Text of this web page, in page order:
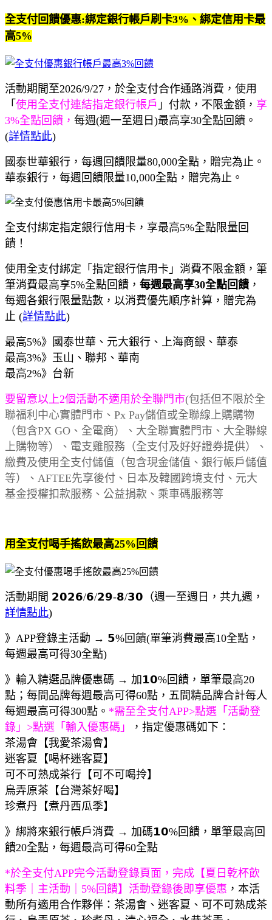
全支付回饋優惠:綁定銀行帳戶刷卡3%、綁定信用卡最
高5%
活動期間至2026/9/27，於全支付合作通路消費，使用
「 使用全支付連結指定銀行帳戶 」付款，不限金額， 享
3%全點回饋， 每週(週一至週日)最高享30全點回饋 。
(詳情點此)
國泰世華銀行，每週回饋限量80,000全點，贈完為止。
華泰銀行，每週回饋限量10,000全點，贈完為止。
全支付綁定指定銀行信用卡，享最高5%全點限量回
饋！
使用全支付綁定「指定銀行信用卡」消費不限金額，筆
筆消費最高享5%全點回饋， 每週最高享30全點回饋 ，
每週各銀行限量點數，以消費優先順序計算，贈完為
止 (詳情點此)
最高5%》國泰世華、元大銀行、上海商銀、華泰
最高3%》玉山、聯邦、華南
最高2%》台新
要留意以上2個活動不適用於全聯門市(包括但不限於全
聯福利中心實體門市、Px Pay儲值或全聯線上購購物
（包含PX GO、全電商）、大全聯實體門市、大全聯線
上購物等）、電支雞服務（全支付及好好證券提供）、
繳費及使用全支付儲值（包含現金儲值、銀行帳戶儲值
等）、AFTEE先享後付、日本及韓國跨境支付、元大
基金授權扣款服務、公益捐款、乘車碼服務等
用全支付喝手搖飲最高25%回饋
活動期間 𝟮𝟬𝟮𝟲/𝟲/𝟮𝟵-𝟴/𝟯𝟬（週一至週日，共九週，
詳情點此)
》APP登錄主活動 → 𝟱%回饋(單筆消費最高10全點，
每週最高可得30全點)
》輸入精選品牌優惠碼 → 加𝟭𝟬%回饋，單筆最高20
點；每間品牌每週最高可得60點，五間精品牌合計每人
每週最高可得300點。 *需至全支付APP>點選「活動登
錄」>點選「輸入優惠碼」
，指定優惠碼如下：
茶湯會【我愛茶湯會】
迷客夏【喝杯迷客夏】
可不可熟成茶行【可不可喝拎】
烏弄原茶【台灣茶好喝】
珍煮丹【煮丹西瓜季】
》綁將來銀行帳戶消費 → 加碼𝟭𝟬%回饋，單筆最高回
饋20全點，每週最高可得60全點
*於全支付APP完今活動登錄頁面，完成【夏日乾杯飲
料季｜主活動｜5%回饋】活動登錄後即享優惠 ，本活
動所有適用合作夥伴：茶湯會、迷客夏、可不可熟成茶